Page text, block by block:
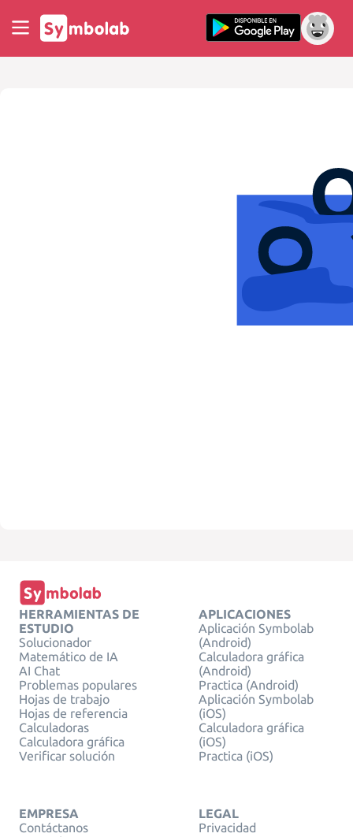
HERRAMIENTAS DE
ESTUDIO
Solucionador
Matemático de IA
AI Chat
Problemas populares
Hojas de trabajo
Hojas de referencia
Calculadoras
Calculadora gráfica
Verificar solución
APLICACIONES
Aplicación Symbolab
(Android)
Calculadora gráfica
(Android)
Practica (Android)
Aplicación Symbolab
(iOS)
Calculadora gráfica
(iOS)
Practica (iOS)
EMPRESA
Contáctanos
LEGAL
Privacidad